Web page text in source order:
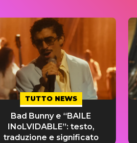
TUTTO NEWS
Bad Bunny e “BAILE
INoLVIDABLE”: testo,
traduzione e significato